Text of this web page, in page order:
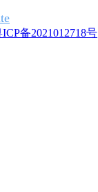
ICP备2021012718号